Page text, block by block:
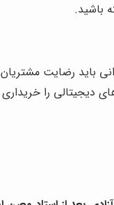
باشید.
باید رضایت
دیجیتالی را